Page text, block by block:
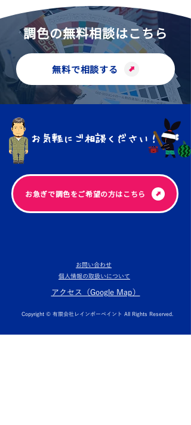
調色の無料相談はこちら
無料で相談する
お気軽にご相談ください！
​お急ぎで調色をご希望の方はこちら
お問い合わせ
個人情報の取扱いについて
​アクセス（Google Map）
Copyright © 有限会社レインボーペイント All Rights Reserved.